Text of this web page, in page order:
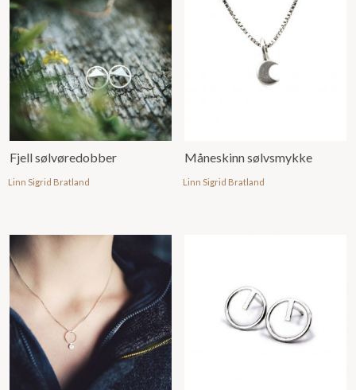
Fjell sølvøredobber
Linn Sigrid Bratland
Måneskinn sølvsmykke
Linn Sigrid Bratland